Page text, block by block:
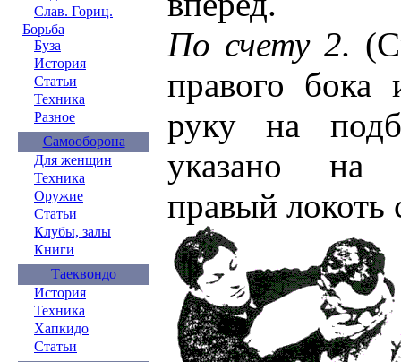
Слав. Гориц.
Борьба
Буза
История
Статьи
Техника
Разное
Самооборона
Для женщин
Техника
Оружие
Статьи
Клубы, залы
Книги
Таеквондо
История
Техника
Хапкидо
Статьи
По счету 2.
правого бока
руку на
указано на
правый локоть